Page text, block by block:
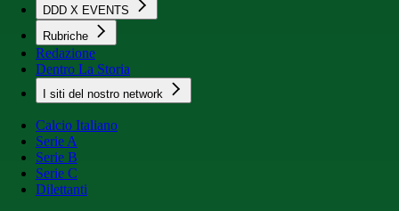
DDD X EVENTS
Rubriche
Redazione
Dentro La Storia
I siti del nostro network
Calcio Italiano
Serie A
Serie B
Serie C
Dilettanti